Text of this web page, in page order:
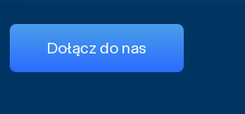
Dołącz do nas